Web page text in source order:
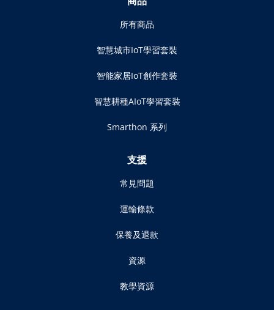
所有商品
智慧城市IoT學習套裝
智能家居IoT創作套裝
智慧耕種AIoT學習套裝
Smarthon 系列
支援
常見問題
運輸條款
保養及退款
資源
教學資源